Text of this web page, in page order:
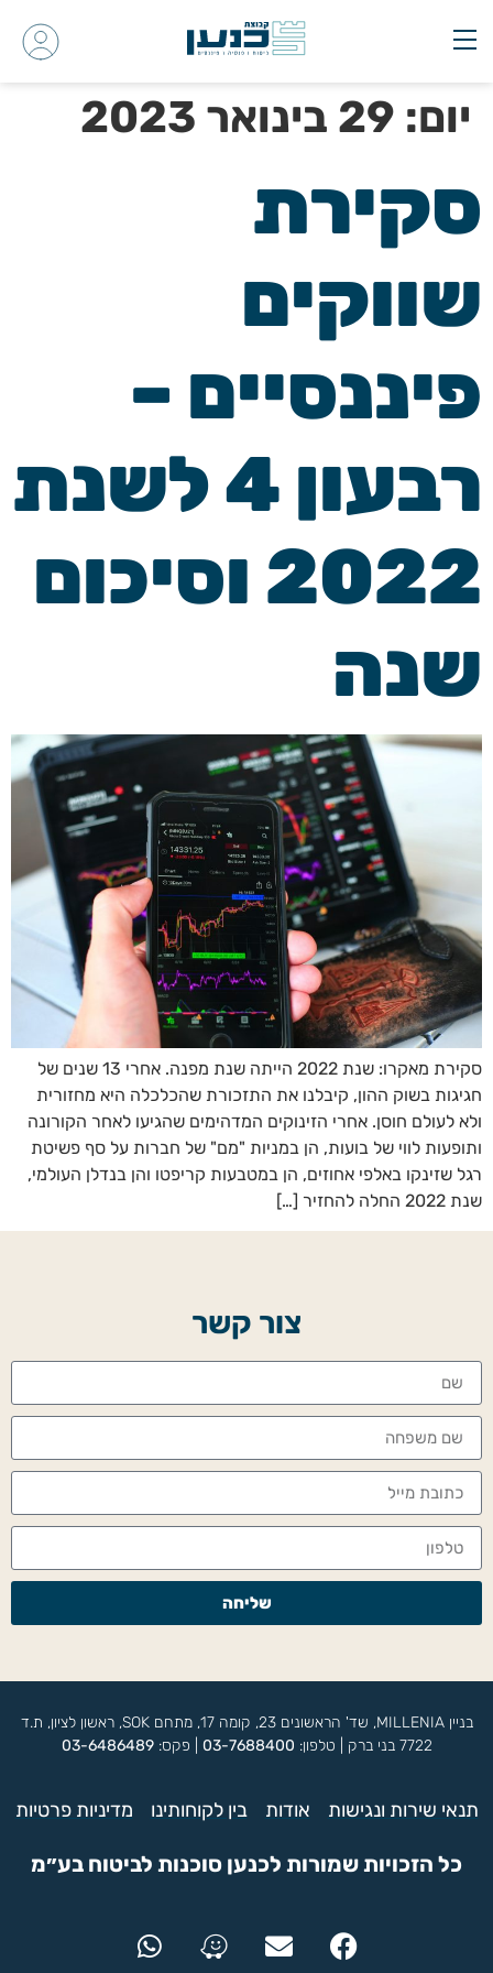
יום: 29 בינואר 2023
סקירת
שווקים
פיננסיים –
רבעון 4 לשנת
2022 וסיכום
שנה
סקירת מאקרו: שנת 2022 הייתה שנת מפנה. אחרי 13 שנים של
חגיגות בשוק ההון, קיבלנו את התזכורת שהכלכלה היא מחזורית
ולא לעולם חוסן. אחרי הזינוקים המדהימים שהגיעו לאחר הקורונה
ותופעות לווי של בועות, הן במניות "מם" של חברות על סף פשיטת
רגל שזינקו באלפי אחוזים, הן במטבעות קריפטו והן בנדלן העולמי,
שנת 2022 החלה להחזיר […]
צור קשר
שליחה
בניין MILLENIA, שד' הראשונים 23, קומה 17, מתחם SOK, ראשון לציון, ת.ד
7722 בני ברק | טלפון:
03-7688400 | פקס:03-6486489
תנאי שירות ונגישות אודות בין לקוחותינו מדיניות פרטיות
כל הזכויות שמורות לכנען סוכנות לביטוח בע״מ